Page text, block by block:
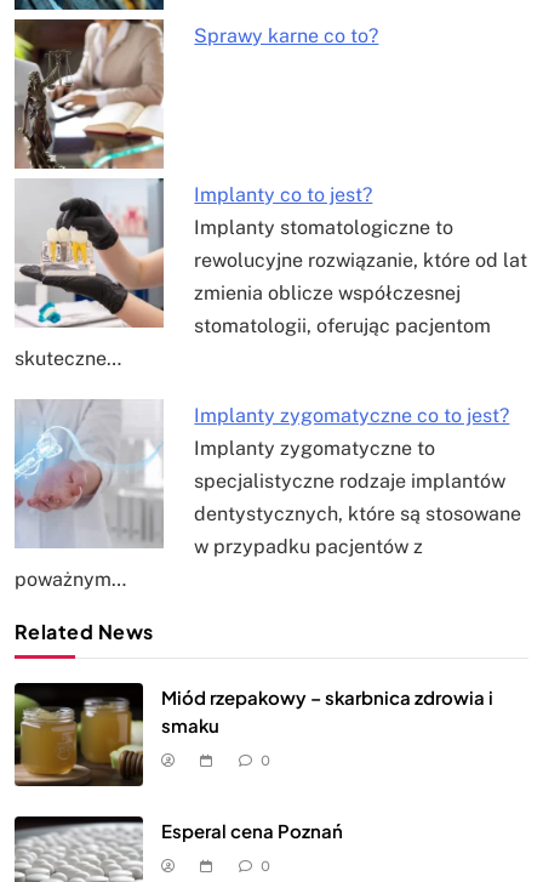
Sprawy karne co to?
Implanty co to jest?
Implanty stomatologiczne to
rewolucyjne rozwiązanie, które od lat
zmienia oblicze współczesnej
stomatologii, oferując pacjentom
skuteczne…
Implanty zygomatyczne co to jest?
Implanty zygomatyczne to
specjalistyczne rodzaje implantów
dentystycznych, które są stosowane
w przypadku pacjentów z
poważnym…
Related News
Miód rzepakowy – skarbnica zdrowia i
smaku
0
Esperal cena Poznań
0